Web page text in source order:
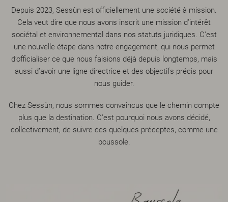
Depuis 2023, Sessùn est officiellement une société à mission.
Cela veut dire que nous avons inscrit une mission d’intérêt
sociétal et environnemental dans nos statuts juridiques. C’est
une nouvelle étape dans notre engagement, qui nous permet
d’officialiser ce que nous faisions déjà depuis longtemps, mais
aussi d’avoir une ligne directrice et des objectifs précis pour
nous guider.
Chez Sessùn, nous sommes convaincus que le chemin compte
plus que la destination. C’est pourquoi nous avons décidé,
collectivement, de suivre ces quelques préceptes, comme une
boussole.